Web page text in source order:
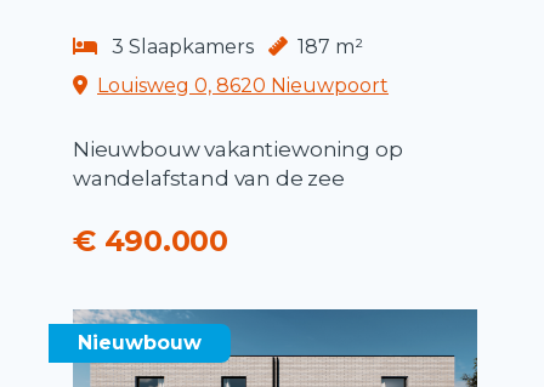
3 Slaapkamers
187 m²
Louisweg 0, 8620 Nieuwpoort
Nieuwbouw vakantiewoning op
wandelafstand van de zee
€ 490.000
Nieuwbouw